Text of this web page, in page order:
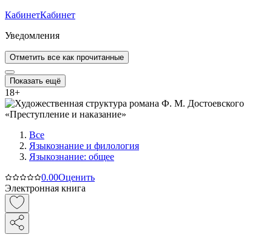
КабинетКабинет
Уведомления
Отметить все как прочитанные
Показать ещё
18+
Все
Языкознание и филология
Языкознание: общее
0.00Оценить
Электронная книга